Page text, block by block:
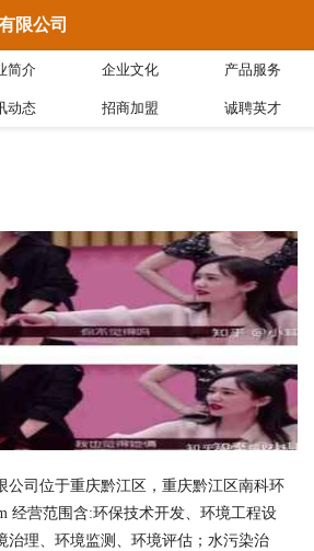
限公司
简介 企业文化 产品服务
动态 招商加盟 诚聘英才
公司位于重庆黔江区，重庆黔江区南科环
经营范围含:环保技术开发、环境工程设
治理、环境监测、环境评估；水污染治